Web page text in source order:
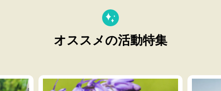
オススメの活動特集